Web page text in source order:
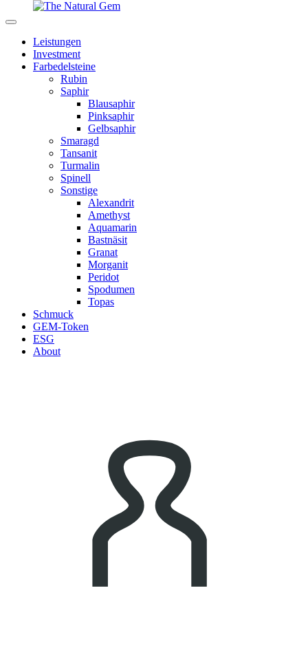
Leistungen
Investment
Farbedelsteine
Rubin
Saphir
Blausaphir
Pinksaphir
Gelbsaphir
Smaragd
Tansanit
Turmalin
Spinell
Sonstige
Alexandrit
Amethyst
Aquamarin
Bastnäsit
Granat
Morganit
Peridot
Spodumen
Topas
Schmuck
GEM-Token
ESG
About